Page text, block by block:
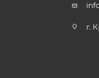
г.